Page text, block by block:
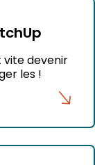
vite devenir
les !